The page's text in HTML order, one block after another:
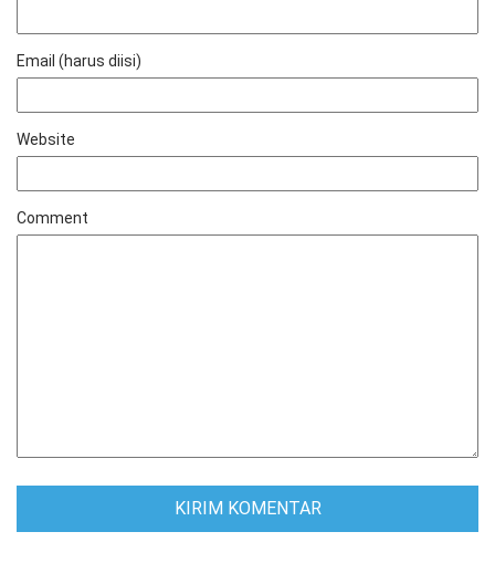
Email (harus diisi)
Website
Comment